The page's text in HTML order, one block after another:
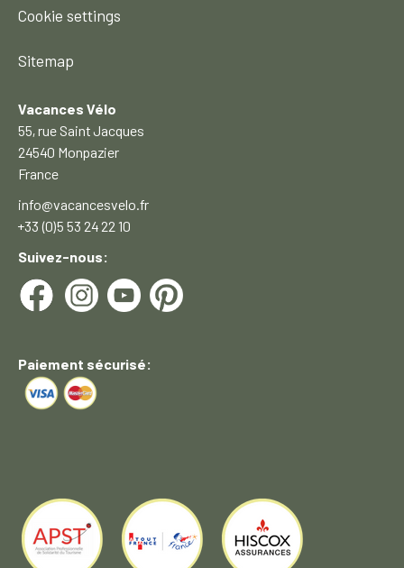
Cookie settings
Sitemap
Vacances Vélo
55, rue Saint Jacques
24540 Monpazier
France
info@vacancesvelo.fr
+33 (0)5 53 24 22 10
Suivez-nous:
Paiement sécurisé: